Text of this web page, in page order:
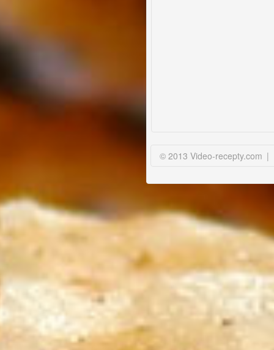
© 2013 Video-recepty.com |